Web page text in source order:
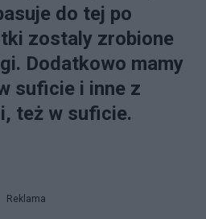
do tej po
zostaly zrobione
Dodatkowo mamy
suficie i inne z
też w suficie.
Reklama